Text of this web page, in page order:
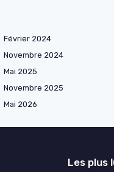
Février 2024
Novembre 2024
Mai 2025
Novembre 2025
Mai 2026
Les plus